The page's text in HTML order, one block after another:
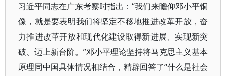
习近平同志在广东考察时指出：“我们来瞻仰邓小平铜
像，就是要表明我们将坚定不移地推进改革开放，奋
力推进改革开放和现代化建设取得新进展、实现新突
破、迈上新台阶。”邓小平理论坚持将马克思主义基本
原理同中国具体情况相结合，精辟回答了“什么是社会